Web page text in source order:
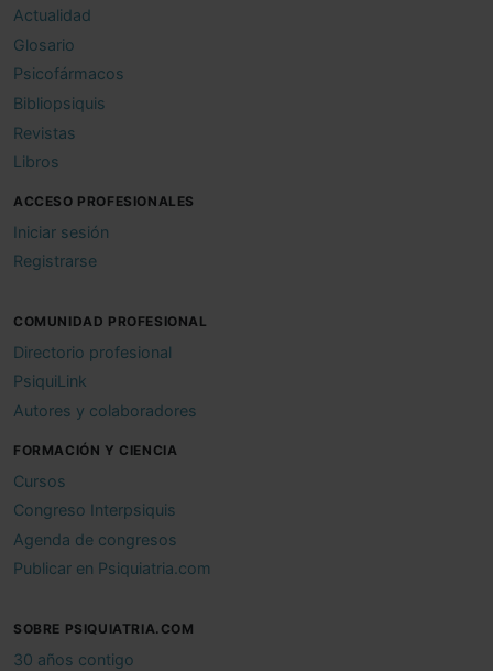
Actualidad
Glosario
Psicofármacos
Bibliopsiquis
Revistas
Libros
ACCESO PROFESIONALES
Iniciar sesión
Registrarse
COMUNIDAD PROFESIONAL
Directorio profesional
PsiquiLink
Autores y colaboradores
FORMACIÓN Y CIENCIA
Cursos
Congreso Interpsiquis
Agenda de congresos
Publicar en Psiquiatria.com
SOBRE PSIQUIATRIA.COM
30 años contigo